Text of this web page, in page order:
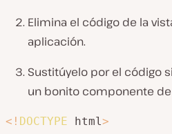
Elimina el código de la
aplicación.
Sustitúyelo por el código
un bonito componente de
< ! DOCTYPE html >